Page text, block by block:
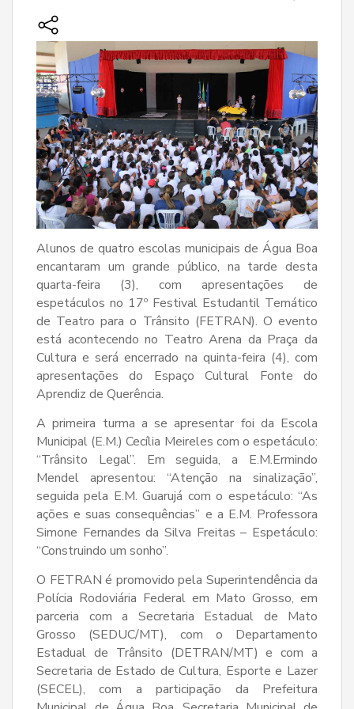
Alunos de quatro escolas municipais de Água Boa
encantaram um grande público, na tarde desta
quarta-feira (3), com apresentações de
espetáculos no 17º Festival Estudantil Temático
de Teatro para o Trânsito (FETRAN). O evento
está acontecendo no Teatro Arena da Praça da
Cultura e será encerrado na quinta-feira (4), com
apresentações do Espaço Cultural Fonte do
Aprendiz de Querência.
A primeira turma a se apresentar foi da Escola
Municipal (E.M.) Cecília Meireles com o espetáculo:
“Trânsito Legal”. Em seguida, a E.M.Ermindo
Mendel apresentou: “Atenção na sinalização”,
seguida pela E.M. Guarujá com o espetáculo: “As
ações e suas consequências” e a E.M. Professora
Simone Fernandes da Silva Freitas – Espetáculo:
“Construindo um sonho”.
O FETRAN é promovido pela Superintendência da
Polícia Rodoviária Federal em Mato Grosso, em
parceria com a Secretaria Estadual de Mato
Grosso (SEDUC/MT), com o Departamento
Estadual de Trânsito (DETRAN/MT) e com a
Secretaria de Estado de Cultura, Esporte e Lazer
(SECEL), com a participação da Prefeitura